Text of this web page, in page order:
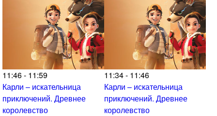
11:46 - 11:59
Карли – искательница
приключений. Древнее
королевство
11:34 - 11:46
Карли – искательница
приключений. Древнее
королевство